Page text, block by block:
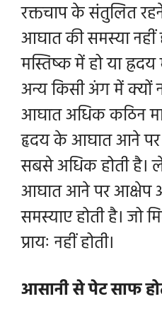
रक्तचाप के संतुलित
आघात की समस्या नहीं
मस्तिष्क में हो या
अन्य किसी अंग में क्यों
आघात अधिक कठिन
हृदय के आघात आने
सबसे अधिक होती है।
आघात आने पर आक्षेप
समस्याए होती है। जो
प्रायः नहीं होती।
आसानी से पेट साफ